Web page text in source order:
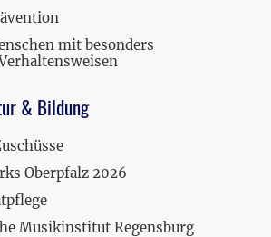
mit besonders
& Bildung
Oberpfalz 2026
Musikinstitut Regensburg